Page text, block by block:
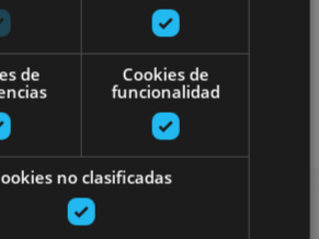
Arquitectura civil
Visitas guiadas
de
Cookies de
funcionalidad
no clasificadas